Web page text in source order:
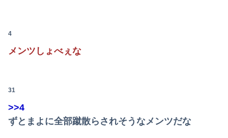
【日向坂46】月刊ジャイアンツ公式、重大告知！
4
メンツしょべぇな
31
>>4
ずとまよに全部蹴散らされそうなメンツだな